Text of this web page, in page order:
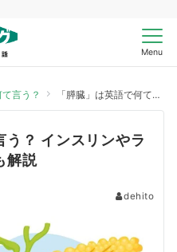
Menu
言う？ 「膵臓」は英語で何て言う？ インスリンやランゲルハンス島の意味も解説
う？ インスリンやラ
解説
dehito